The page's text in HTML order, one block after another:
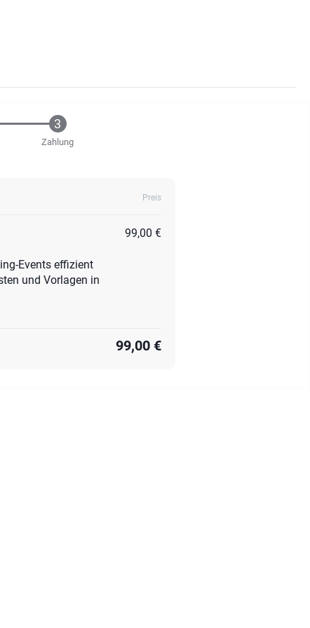
Zahlung
Preis
Events effizient
und Vorlagen in
99,00 €
99,00 €